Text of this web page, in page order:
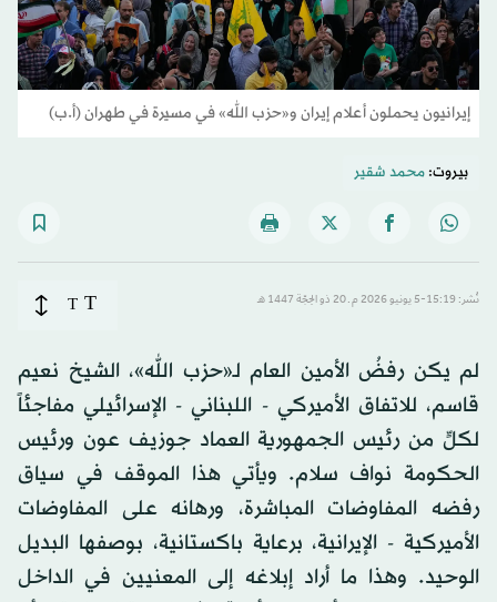
إيرانيون يحملون أعلام إيران و«حزب الله» في مسيرة في طهران (أ.ب)
بيروت:محمد شقير
نُشر: 15:19-5 يونيو 2026 م ـ 20 ذو الحِجّة 1447 هـ T
T
لم يكن رفضُ الأمين العام لـ«حزب الله»، الشيخ نعيم
قاسم، للاتفاق الأميركي - اللبناني - الإسرائيلي مفاجئاً
لكلٍّ من رئيس الجمهورية العماد جوزيف عون ورئيس
الحكومة نواف سلام. ويأتي هذا الموقف في سياق
رفضه المفاوضات المباشرة، ورهانه على المفاوضات
الأميركية - الإيرانية، برعاية باكستانية، بوصفها البديل
الوحيد. وهذا ما أراد إبلاغه إلى المعنيين في الداخل